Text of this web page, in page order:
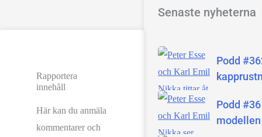
Rapportera
innehåll
Här kan du anmäla
kommentarer och
Senaste nyheterna
Podd
och Kina
Podd